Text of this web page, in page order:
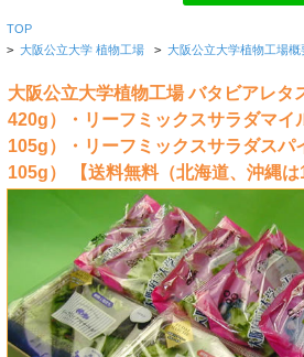
TOP
> 大阪公立大学 植物工場 > 大阪公立大学植物工場概
大阪公立大学植物工場 バタビアレタ
420g）・リーフミックスサラダマイ
105g）・リーフミックスサラダスパ
105g） 【送料無料（北海道、沖縄は